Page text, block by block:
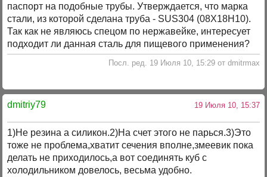
паспорт на подобные трубы. Утверждается, что марка
стали, из которой сделана труба - SUS304 (08Х18Н10).
Так как не являюсь спецом по нержавейке, интересует
подходит ли данная сталь для пищевого применения?
Посл. ред. 19 Июля 10, 15:29 от dmitrmax
dmitriy79 19 Июля 10, 15:37
1)Не резина а силикон.2)На счет этого не парься.3)Это
тоже не проблема,хватит сечения вполне,змеевик пока
делать не приходилось,а вот соединять куб с
холодильником довелось, весьма удобно.